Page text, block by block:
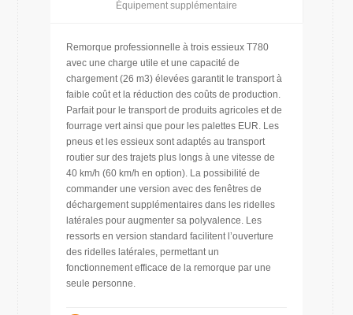
Équipement supplémentaire
Remorque professionnelle à trois essieux T780
avec une charge utile et une capacité de
chargement (26 m3) élevées garantit le transport à
faible coût et la réduction des coûts de production.
Parfait pour le transport de produits agricoles et de
fourrage vert ainsi que pour les palettes EUR. Les
pneus et les essieux sont adaptés au transport
routier sur des trajets plus longs à une vitesse de
40 km/h (60 km/h en option). La possibilité de
commander une version avec des fenêtres de
déchargement supplémentaires dans les ridelles
latérales pour augmenter sa polyvalence. Les
ressorts en version standard facilitent l’ouverture
des ridelles latérales, permettant un
fonctionnement efficace de la remorque par une
seule personne.